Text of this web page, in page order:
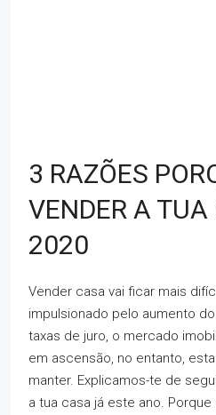
3 RAZÕES
VENDER A
2020
Vender casa vai ficar mais
impulsionado pelo aumento
taxas de juro, o mercado
em ascensão, no entanto,
manter. Explicamos-te de
a tua casa já este ano.